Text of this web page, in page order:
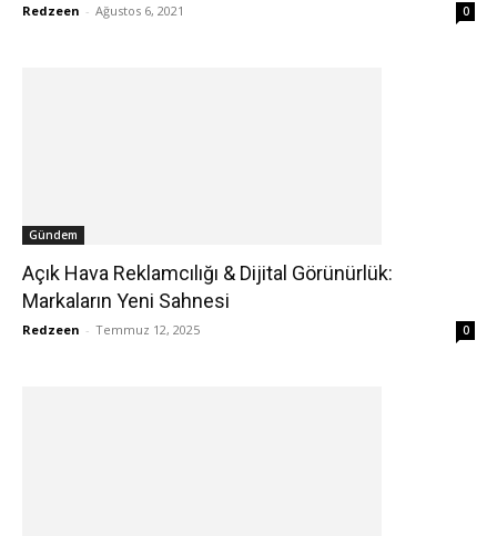
Redzeen - Ağustos 6, 2021 0
Gündem
Açık Hava Reklamcılığı & Dijital Görünürlük:
Markaların Yeni Sahnesi
Redzeen - Temmuz 12, 2025 0